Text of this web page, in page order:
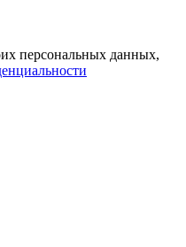
персональных данных,